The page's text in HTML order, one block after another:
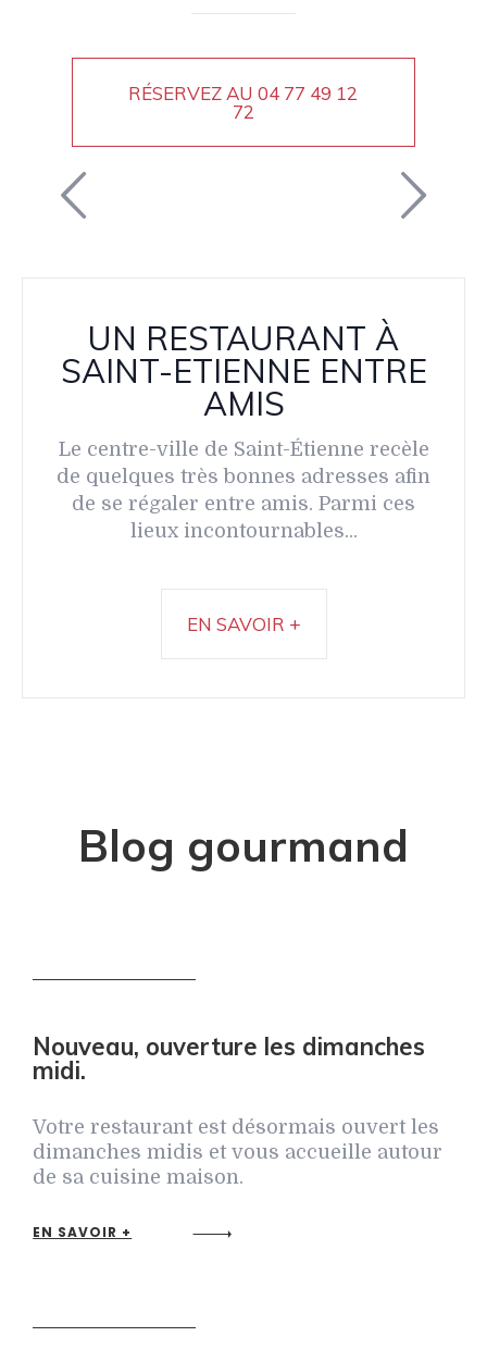
RÉSERVEZ AU04 77 49 12
72
UN RESTAURANT À
SAINT-ETIENNE ENTRE
AMIS
Le centre-ville de Saint-Étienne recèle
de quelques très bonnes adresses afin
de se régaler entre amis. Parmi ces
lieux incontournables...
EN SAVOIR +
Blog gourmand
Nouveau, ouverture les dimanches
midi.
Votre restaurant est désormais ouvert les
dimanches midis et vous accueille autour
de sa cuisine maison.
EN SAVOIR +